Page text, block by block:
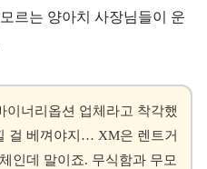
르는 양아치 사장님들이 운
이너리옵션 업체라고 착각했
걸 베껴야지… XM은 렌트거
인데 말이죠. 무식함과 무모